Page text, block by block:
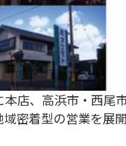
本店、高浜市・西尾
密着型の営業を展